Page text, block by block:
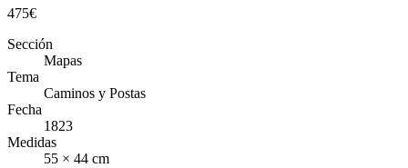
475€
Sección
Mapas
Tema
Caminos y Postas
Fecha
1823
Medidas
55 × 44 cm